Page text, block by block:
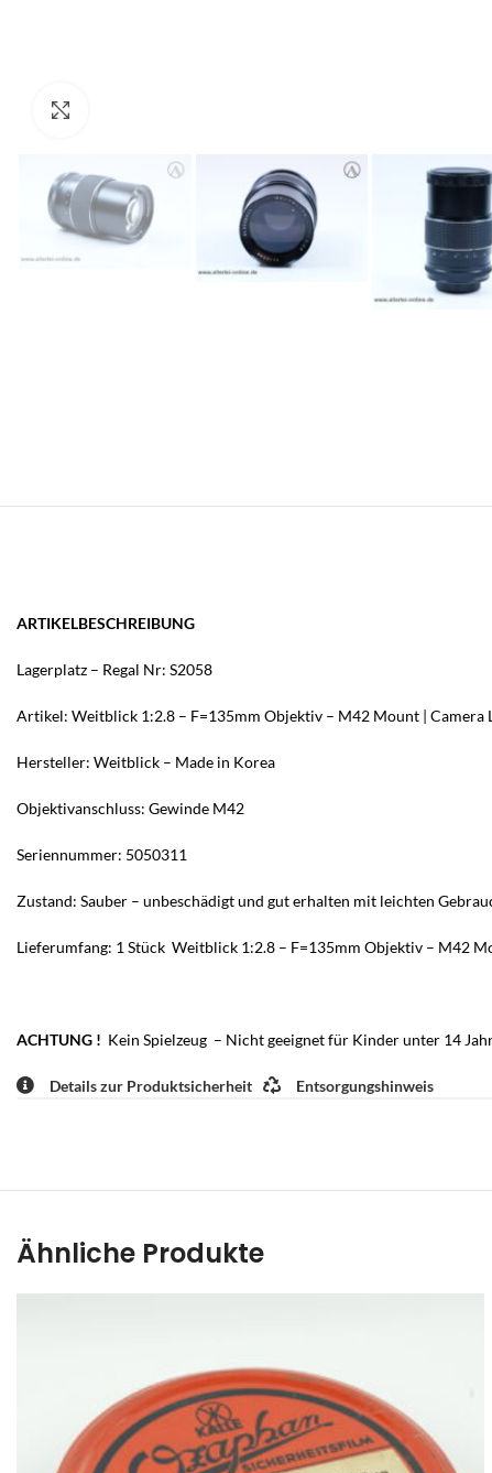
ARTIKELBESCHREIBUNG
Lagerplatz – Regal Nr: S2058
Artikel: Weitblick 1:2.8 – F=135mm Objektiv – M42 Mount | Camera
Hersteller: Weitblick – Made in Korea
Objektivanschluss: Gewinde M42
Seriennummer: 5050311
Zustand: Sauber – unbeschädigt und gut erhalten mit leichten
Lieferumfang: 1 Stück Weitblick 1:2.8 – F=135mm Objektiv – M42
ACHTUNG ! Kein Spielzeug – Nicht geeignet für Kinder unter 14
Details zur Produktsicherheit Entsorgungshinweis
Ähnliche Produkte